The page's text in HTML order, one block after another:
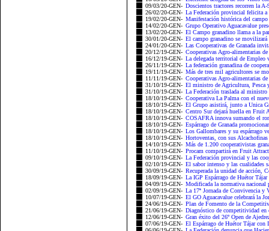
09/03/20-GEN- Doscientos tractores recorren la
26/02/20-GEN- La Federación provincial felicita a
19/02/20-GEN- Manifestación histórica del
14/02/20-GEN- Grupo Operativo Aguacavalue
13/02/20-GEN- El Campo granadino llama a la
30/01/20-GEN- El campo granadino se
24/01/20-GEN- Las Cooperativas de Granada
20/12/19-GEN- Cooperativas Agro-alimentarias
16/12/19-GEN- La delegada territorial de
26/11/19-GEN- La federación granadina de
19/11/19-GEN- Más de tres mil agricultores se
11/11/19-GEN- Cooperativas Agro-alimentarias
31/10/19-GEN- El ministro de Agricultura,
31/10/19-GEN- La Federación traslada al
18/10/19-GEN- Cooperativa La Palma con el
18/10/19-GEN- El Grupo asistirá, junto a Unica
18/10/19-GEN- Centro Sur dejará huella en Fruit
18/10/19-GEN- COSAFRA innova sumando el
18/10/19-GEN- Espárrago de Granada
18/10/19-GEN- Los Gallombares y su espárrago
18/10/19-GEN- Hortoventas, con sus
14/10/19-GEN- Más de 1.200 cooperativistas
11/10/19-GEN- Procam compartirá en Fruit
09/10/19-GEN- La Federación provincial y las
02/10/19-GEN- El sabor intenso y las cualidades
30/09/19-GEN- Recuperada la unidad de acción,
18/09/19-GEN- La IGP Espárrago de Huétor
04/09/19-GEN- Modificada la normativa nacional
02/09/19-GEN- La 17ª Jornada de Convivencia y
10/07/19-GEN- El GO Aguacavalue celebrará la
24/06/19-GEN- Plan de Fomento de la
21/06/19-GEN- Diagnóstico de competitividad en
12/06/19-GEN- Gran éxito del 26º Open de
07/06/19-GEN- El Espárrago de Huétor Tájar